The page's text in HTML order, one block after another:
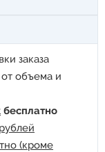
заказа
объема и
бесплатно
(кроме